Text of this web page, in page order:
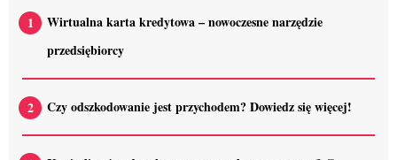
Wirtualna karta kredytowa – nowoczesne narzędzie
przedsiębiorcy
Czy odszkodowanie jest przychodem? Dowiedz się więcej!